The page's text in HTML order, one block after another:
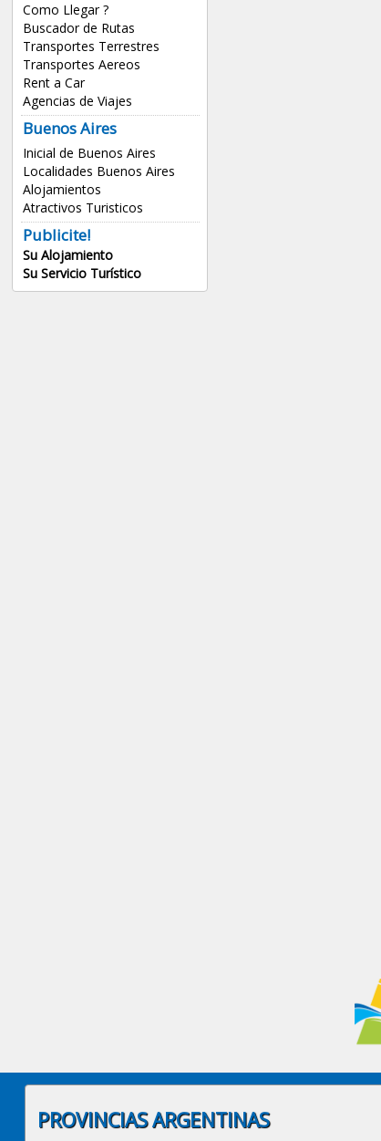
Como Llegar ?
Buscador de Rutas
Transportes Terrestres
Transportes Aereos
Rent a Car
Agencias de Viajes
Buenos Aires
Inicial de Buenos Aires
Localidades Buenos Aires
Alojamientos
Atractivos Turisticos
Publicite!
Su Alojamiento
Su Servicio Turístico
PROVINCIAS ARGENTINAS